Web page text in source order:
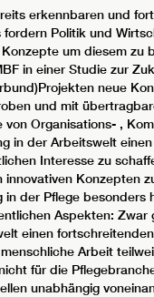
erkennbaren und
fordern Politik und
um diesem zu
in einer Studie zur
neue
und mit
Organisations- ,
in der Arbeitswelt
Interesse zu
innovativen Konzepten
in der Pflege besonders
Aspekten: Zwar
einen
Arbeit
für die
unabhängig